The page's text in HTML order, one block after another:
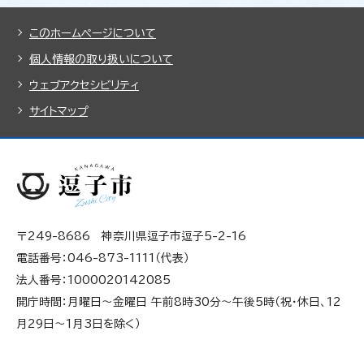
このホームページについて
個人情報の取り扱いについて
ウェブアクセシビリティ
サイトマップ
〒249-8686 神奈川県逗子市逗子5-2-16
電話番号：046-873-1111（代表）
法人番号：1000020142085
開庁時間：月曜日～金曜日 午前8時30分～午後5時（祝・休日、12
月29日～1月3日を除く）